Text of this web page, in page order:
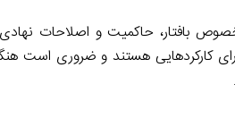
بافتار، حاکمیت و اصلاحات نهادی
کارکردهایی هستند و ضروری است